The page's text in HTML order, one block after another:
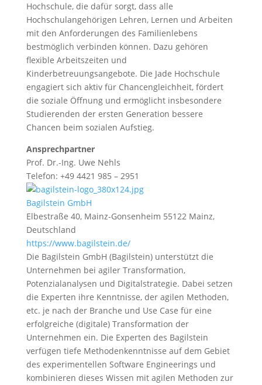
Hochschule, die dafür sorgt, dass alle
Hochschulangehörigen Lehren, Lernen und Arbeiten
mit den Anforderungen des Familienlebens
bestmöglich verbinden können. Dazu gehören
flexible Arbeitszeiten und
Kinderbetreuungsangebote. Die Jade Hochschule
engagiert sich aktiv für Chancengleichheit, fördert
die soziale Öffnung und ermöglicht insbesondere
Studierenden der ersten Generation bessere
Chancen beim sozialen Aufstieg.
Ansprechpartner
Prof. Dr.-Ing. Uwe Nehls
Telefon: +49 4421 985 – 2951
Bagilstein GmbH
Elbestraße 40, Mainz-Gonsenheim 55122 Mainz,
Deutschland
https://www.bagilstein.de/
Die Bagilstein GmbH (Bagilstein) unterstützt die
Unternehmen bei agiler Transformation,
Potenzialanalysen und Digitalstrategie. Dabei setzen
die Experten ihre Kenntnisse, der agilen Methoden,
etc. je nach der Branche und Use Case für eine
erfolgreiche (digitale) Transformation der
Unternehmen ein. Die Experten des Bagilstein
verfügen tiefe Methodenkenntnisse auf dem Gebiet
des experimentellen Software Engineerings und
kombinieren dieses Wissen mit agilen Methoden zur